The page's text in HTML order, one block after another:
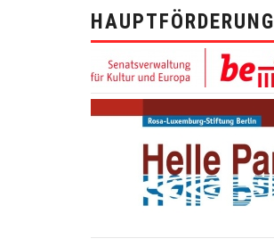
HAUPTFÖRDERUNG